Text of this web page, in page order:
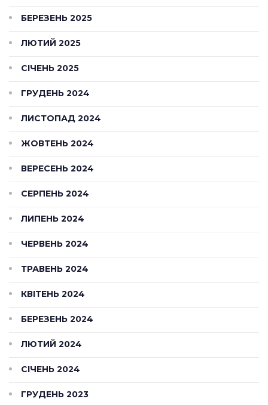
БЕРЕЗЕНЬ 2025
ЛЮТИЙ 2025
СІЧЕНЬ 2025
ГРУДЕНЬ 2024
ЛИСТОПАД 2024
ЖОВТЕНЬ 2024
ВЕРЕСЕНЬ 2024
СЕРПЕНЬ 2024
ЛИПЕНЬ 2024
ЧЕРВЕНЬ 2024
ТРАВЕНЬ 2024
КВІТЕНЬ 2024
БЕРЕЗЕНЬ 2024
ЛЮТИЙ 2024
СІЧЕНЬ 2024
ГРУДЕНЬ 2023